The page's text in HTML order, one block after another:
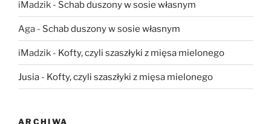
iMadzik - Schab duszony w sosie własnym
Aga - Schab duszony w sosie własnym
iMadzik - Kofty, czyli szaszłyki z mięsa mielonego
Jusia - Kofty, czyli szaszłyki z mięsa mielonego
ARCHIWA